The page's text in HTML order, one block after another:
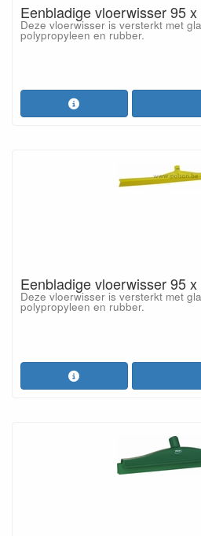
Eenbladige vloerwisser 95
Deze vloerwisser is versterkt met
polypropyleen en rubber.
Eenbladige vloerwisser 95
Deze vloerwisser is versterkt met
polypropyleen en rubber.